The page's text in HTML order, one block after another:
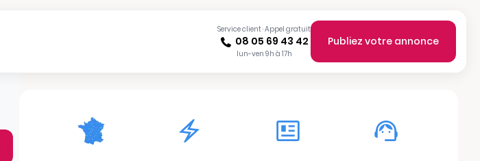
Service client · Appel gratuit
08 05 69 43 42
lun-ven 9h à 17h
Publiez votre annonce